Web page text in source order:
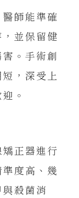
師能準確
並保留健
。手術創
，深受上
。
正器進行
度高、幾
殺菌消